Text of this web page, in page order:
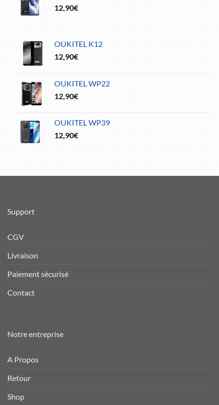
12,90€
OUKITEL K12
12,90€
OUKITEL WP22
12,90€
OUKITEL WP39
12,90€
Support
CGV
Livraison
Paiement sécurisé
Contact
Notre entreprise
A Propos
Retour
Shop